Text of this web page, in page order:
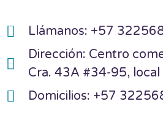
Llámanos: +57
Dirección: Centro
Cra. 43A #34-95,
Domicilios: +57